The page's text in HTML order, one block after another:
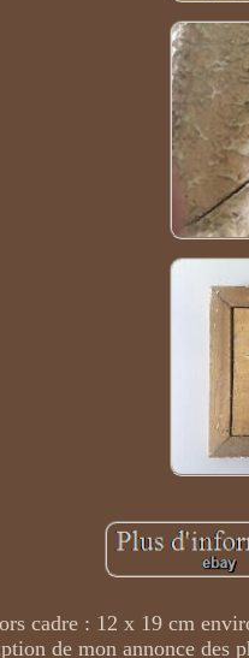
cadre : 12 x 19 cm
de mon annonce des